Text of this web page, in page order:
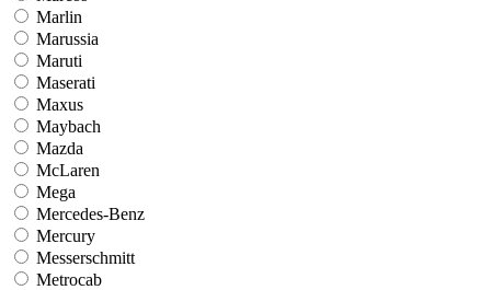
Marlin
Marussia
Maruti
Maserati
Maxus
Maybach
Mazda
McLaren
Mega
Mercedes-Benz
Mercury
Messerschmitt
Metrocab